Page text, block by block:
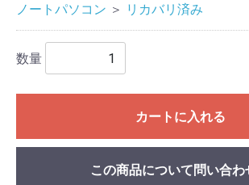
ノートパソコン ＞ リカバリ済み
数量
カートに入れる
この商品について問い合わ